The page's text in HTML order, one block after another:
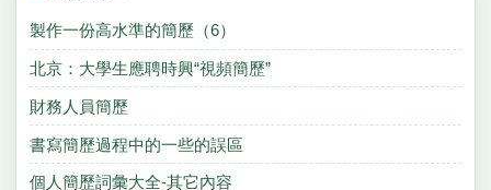
製作一份高水準的簡歷（6）
北京：大學生應聘時興“視頻簡歷”
財務人員簡歷
書寫簡歷過程中的一些的誤區
個人簡歷詞彙大全-其它內容